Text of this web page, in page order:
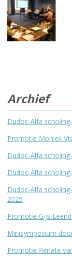
Archief
Dudoc-Alfa
Promotie Moniek Vis
Dudoc-Alfa
Dudoc-Alfa
Dudoc-Alfa
2025
Promotie Gijs
Minisymposium
Promotie Renate